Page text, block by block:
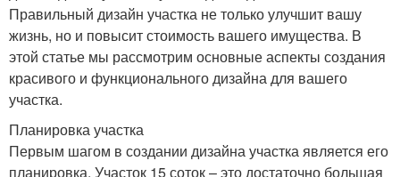
Правильный дизайн участка не только улучшит вашу
жизнь, но и повысит стоимость вашего имущества. В
этой статье мы рассмотрим основные аспекты создания
красивого и функционального дизайна для вашего
участка.
Планировка участка
Первым шагом в создании дизайна участка является его
планировка. Участок 15 соток – это достаточно большая